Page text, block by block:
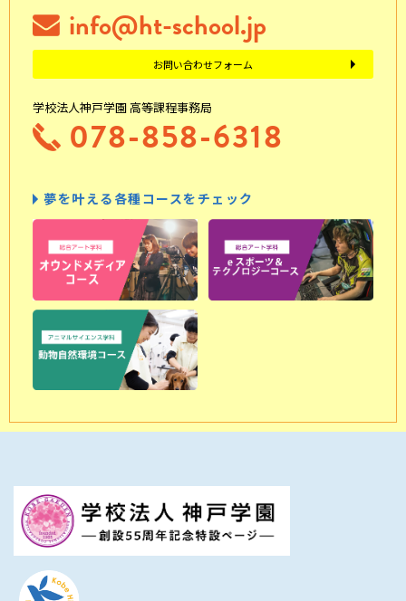
info@ht-school.jp
お問い合わせフォーム
学校法人神戸学園 高等課程事務局
078-858-6318
夢を叶える各種コースをチェック